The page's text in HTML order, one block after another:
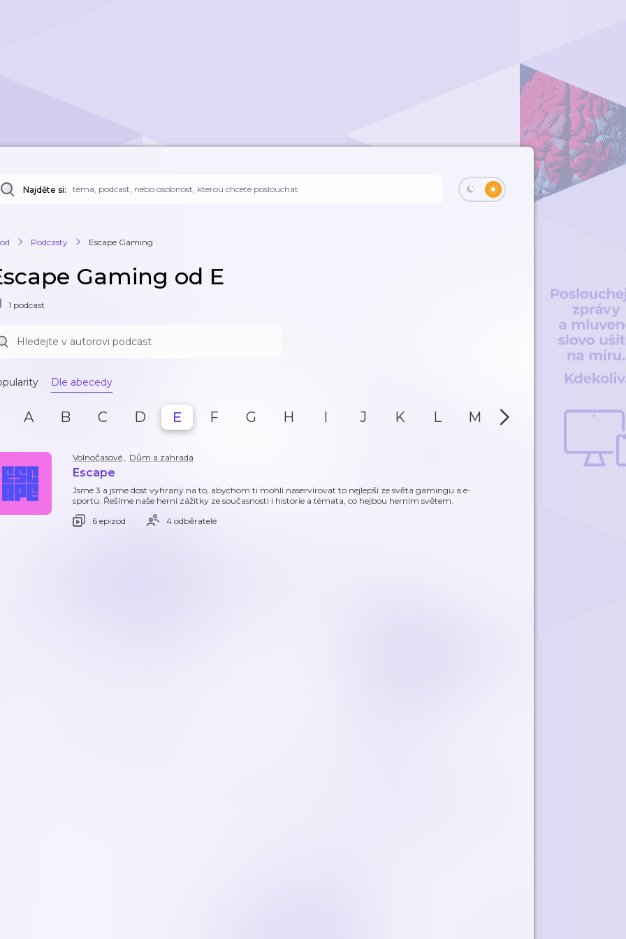
Najděte si:
Podcasty Escape Gaming
Gaming od E
1 podcast
Dle abecedy
A B C D E F G H I J K L M N P
Volnočasové, Dům a zahrada
Escape
Jsme 3 a jsme dost vyhraný na to, abychom ti mohli naservírovat to nejlepší ze světa gamingu a e-
sportu. Řešíme naše herní zážitky ze současnosti i historie a témata, co hejbou herním světem.
6 epizod
4 odběratelé